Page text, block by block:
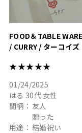
FOOD＆TABLE
/ CURRY / ターコイズ
★★★★★
01/24/2025
はる 30代 女性
間柄： 友人
贈った
用途： 結婚祝い